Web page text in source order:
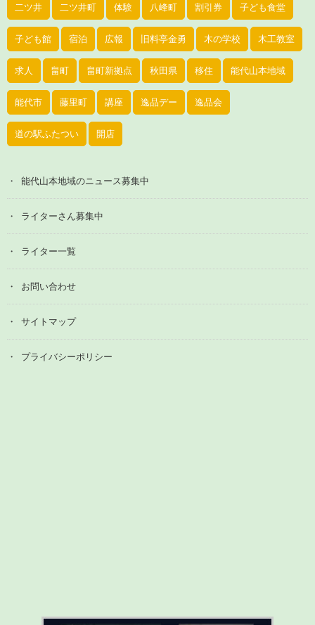
二ツ井 二ツ井町 体験 八峰町 割引券 子ども食堂
子ども館 宿泊 広報 旧料亭金勇 木の学校 木工教室
求人 畠町 畠町新拠点 秋田県 移住 能代山本地域
能代市 藤里町 講座 逸品デー 逸品会
道の駅ふたつい 開店
能代山本地域のニュース募集中
ライターさん募集中
ライター一覧
お問い合わせ
サイトマップ
プライバシーポリシー